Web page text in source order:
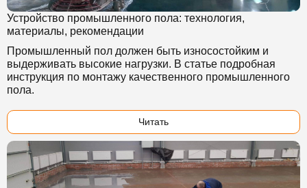
Устройство промышленного пола: технология,
материалы, рекомендации
Промышленный пол должен быть износостойким и
выдерживать высокие нагрузки. В статье подробная
инструкция по монтажу качественного промышленного
пола.
Читать